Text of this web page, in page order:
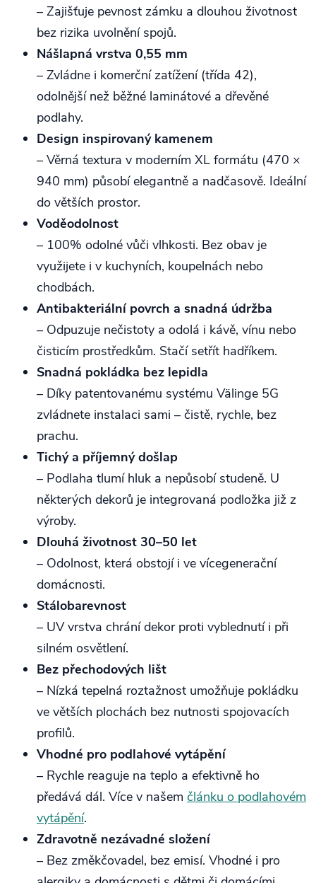
– Zajišťuje pevnost zámku a dlouhou životnost
bez rizika uvolnění spojů.
Nášlapná vrstva 0,55 mm
– Zvládne i komerční zatížení (třída 42),
odolnější než běžné laminátové a dřevěné
podlahy.
Design inspirovaný kamenem
– Věrná textura v moderním XL formátu (470 ×
940 mm) působí elegantně a nadčasově. Ideální
do větších prostor.
Voděodolnost
– 100% odolné vůči vlhkosti. Bez obav je
využijete i v kuchyních, koupelnách nebo
chodbách.
Antibakteriální povrch a snadná údržba
– Odpuzuje nečistoty a odolá i kávě, vínu nebo
čisticím prostředkům. Stačí setřít hadříkem.
Snadná pokládka bez lepidla
– Díky patentovanému systému Välinge 5G
zvládnete instalaci sami – čistě, rychle, bez
prachu.
Tichý a příjemný došlap
– Podlaha tlumí hluk a nepůsobí studeně. U
některých dekorů je integrovaná podložka již z
výroby.
Dlouhá životnost 30–50 let
– Odolnost, která obstojí i ve vícegenerační
domácnosti.
Stálobarevnost
– UV vrstva chrání dekor proti vyblednutí i při
silném osvětlení.
Bez přechodových lišt
– Nízká tepelná roztažnost umožňuje pokládku
ve větších plochách bez nutnosti spojovacích
profilů.
Vhodné pro podlahové vytápění
– Rychle reaguje na teplo a efektivně ho
předává dál. Více v našem článku o podlahovém
vytápění.
Zdravotně nezávadné složení
– Bez změkčovadel, bez emisí. Vhodné i pro